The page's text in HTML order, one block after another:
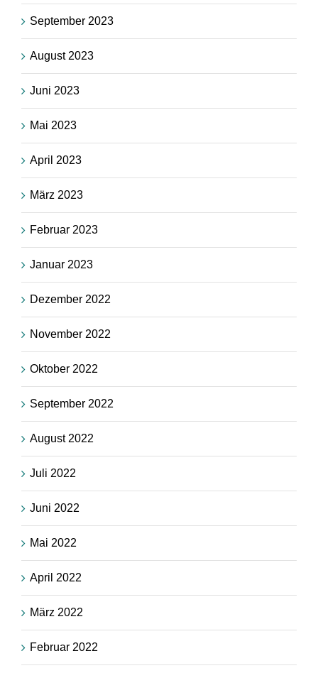
September 2023
August 2023
Juni 2023
Mai 2023
April 2023
März 2023
Februar 2023
Januar 2023
Dezember 2022
November 2022
Oktober 2022
September 2022
August 2022
Juli 2022
Juni 2022
Mai 2022
April 2022
März 2022
Februar 2022